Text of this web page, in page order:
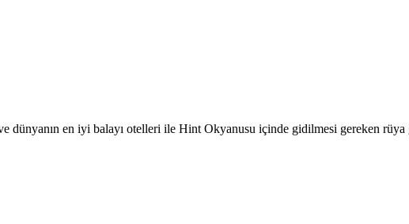
dünyanın en iyi balayı otelleri ile Hint Okyanusu içinde gidilmesi gereken